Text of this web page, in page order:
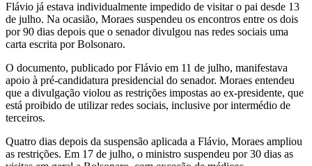
Flávio já estava individualmente impedido de visitar o pai desde 13
de julho. Na ocasião, Moraes suspendeu os encontros entre os dois
por 90 dias depois que o senador divulgou nas redes sociais uma
carta escrita por Bolsonaro.
O documento, publicado por Flávio em 11 de julho, manifestava
apoio à pré-candidatura presidencial do senador. Moraes entendeu
que a divulgação violou as restrições impostas ao ex-presidente, que
está proibido de utilizar redes sociais, inclusive por intermédio de
terceiros.
Quatro dias depois da suspensão aplicada a Flávio, Moraes ampliou
as restrições. Em 17 de julho, o ministro suspendeu por 30 dias as